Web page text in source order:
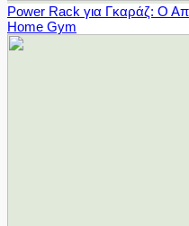
Power Rack για Γκαράζ: Ο
Home Gym